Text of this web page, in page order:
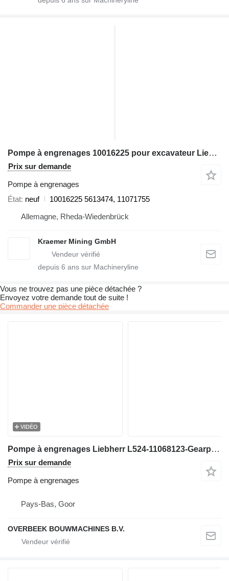
Pompe à engrenages 10016225 pour excavateur Liebherr
Prix sur demande
Pompe à engrenages
État neuf
10016225 5613474, 11071755
Allemagne, Rheda-Wiedenbrück
Kraemer Mining GmbH
depuis 6 ans sur Machineryline
Vous ne trouvez pas une pièce détachée ?
Envoyez votre demande tout de suite !
Commander une pièce détachée
VIDÉO
Pompe à engrenages Liebherr L524-11068123-Gearpump/Zahnradpumpe/Tandwielpomp pour excavateur
Prix sur demande
Pompe à engrenages
Pays-Bas, Goor
OVERBEEK BOUWMACHINES B.V.